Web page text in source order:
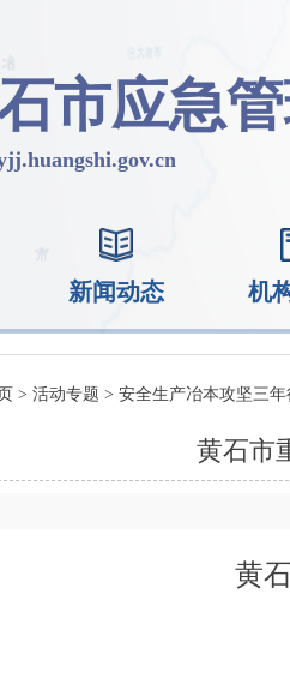
市应急
新闻动态 机
> 活动专题 > 安全生产冶本攻坚三年
黄石市
黄